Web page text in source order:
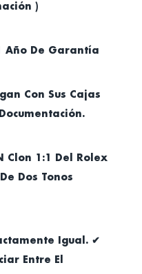
)
Año De Garantía
Con Sus Cajas
Clon 1:1 Del Rolex
Dos Tonos
Igual. ✔
Entre El